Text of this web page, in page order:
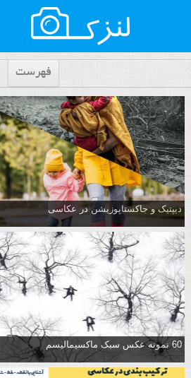
فهرست
دیپتیک و جاکستا‌پوزیشن در عکاسی
60 نمونه عکس سبک ماکسیمالیسم